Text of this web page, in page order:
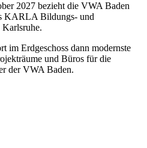
2027 bezieht die VWA Baden
KARLA Bildungs- und
im Erdgeschoss dann modernste
und Büros für die
der VWA Baden.